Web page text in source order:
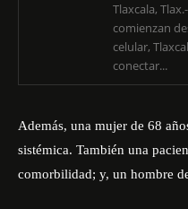
Tlaxcala,
comienzan
celular,
conectar...
Además, una mujer de 68
sistémica. También una
comorbilidad; y, un hombre